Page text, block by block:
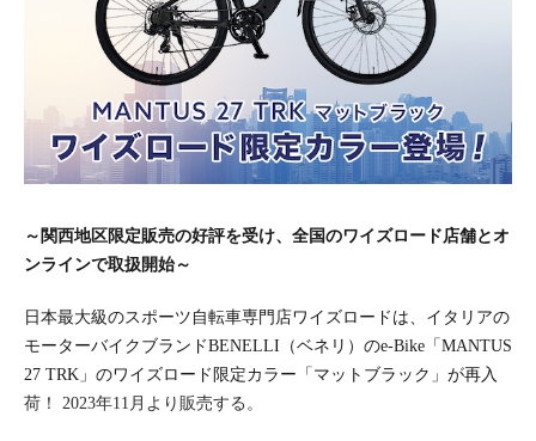
～関西地区限定販売の好評を受け、全国のワイズロード店舗とオ
ンラインで取扱開始～
日本最大級のスポーツ自転車専門店ワイズロードは、イタリアの
モーターバイクブランドBENELLI（ベネリ）のe-Bike「MANTUS
27 TRK」のワイズロード限定カラー「マットブラック」が再入
荷！ 2023年11月より販売する。